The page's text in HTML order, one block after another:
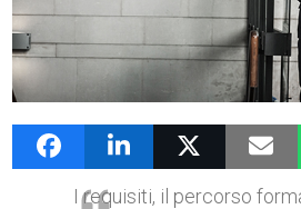
6 Novembre 2017 admin
I requisiti, il percorso